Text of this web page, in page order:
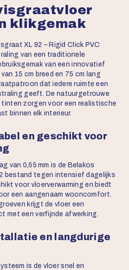
klikgemak
XL 92 – Rigid Click PVC
van een traditionele
van een innovatief
15 cm breed en 75 cm lang
dat iedere ruimte een
geeft. De natuurgetrouwe
zorgen voor een realistische
binnen elk interieur.
en geschikt voor
van 0,55 mm is de Belakos
bestand tegen intensief dagelijks
voor vloerverwarming en biedt
een aangenaam wooncomfort.
krijgt de vloer een
met een verfijnde afwerking.
en langdurige
is de vloer snel en